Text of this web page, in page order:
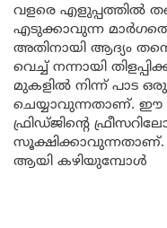
വളരെ എളുപ്പത്തിൽ
എടുക്കാവുന്ന
അതിനായി ആദ്യം
വെച്ച് നന്നായി
മുകളിൽ നിന്ന് പാട
ചെയ്യാവുന്നതാണ്. ഈ
ഫ്രിഡ്ജിന്റെ
സൂക്ഷിക്കാവുന്നതാണ്.
ആയി കഴിയുമ്പോൾ